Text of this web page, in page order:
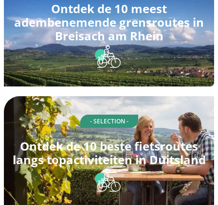
Ontdek de 10 meest
adembenemende grensroutes in
Breisach am Rhein
- SELECTION -
Ontdek de 10 beste fietsroutes
langs topactiviteiten in Duitsland